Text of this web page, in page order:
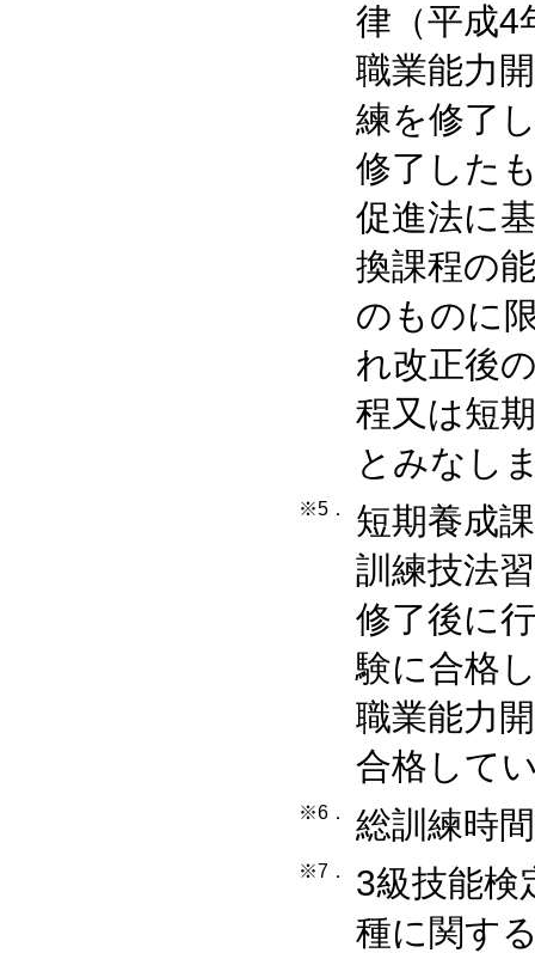
律（平成4
職業能力
練を修了
修了した
促進法に
換課程の
のものに
れ改正後
程又は短
とみなし
※5．
短期養成
訓練技法
修了後に
験に合格
職業能力
合格して
※6． 総訓練時
※7．
3級技能
種に関す